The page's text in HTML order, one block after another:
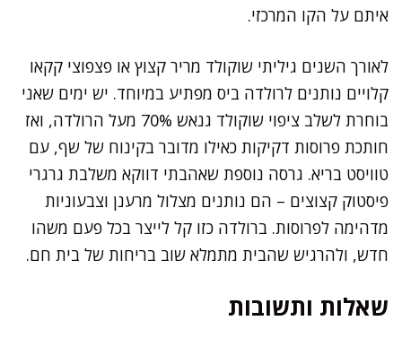
איתם על הקו המרכזי.
לאורך השנים גיליתי שוקולד מריר קצוץ או פצפוצי קקאו
קלויים נותנים לרולדה ביס מפתיע במיוחד. יש ימים שאני
בוחרת לשלב ציפוי שוקולד גנאש 70% מעל הרולדה, ואז
חותכת פרוסות דקיקות כאילו מדובר בקינוח של שף, עם
טוויסט בריא. גרסה נוספת שאהבתי דווקא משלבת גרגרי
פיסטוק קצוצים – הם נותנים מצלול מרענן וצבעוניות
מדהימה לפרוסות. ברולדה כזו קל לייצר בכל פעם משהו
חדש, ולהרגיש שהבית מתמלא שוב בריחות של בית חם.
שאלות ותשובות